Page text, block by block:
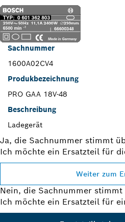
Sachnummer
1600A02CV4
Produkbezeichnung
PRO GAA 18V-48
Beschreibung
Ladegerät
Ja, die Sachnummer stimmt
Ich möchte ein Ersatzteil für
Weiter zum
Nein, die Sachnummer
Ich möchte ein Ersatzteil für